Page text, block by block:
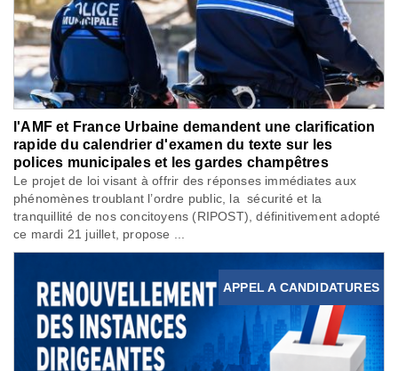
l'AMF et France Urbaine demandent une clarification
rapide du calendrier d'examen du texte sur les
polices municipales et les gardes champêtres
Le projet de loi visant à offrir des réponses immédiates aux
phénomènes troublant l’ordre public, la sécurité et la
tranquillité de nos concitoyens (RIPOST), définitivement adopté
ce mardi 21 juillet, propose ...
APPEL A CANDIDATURES